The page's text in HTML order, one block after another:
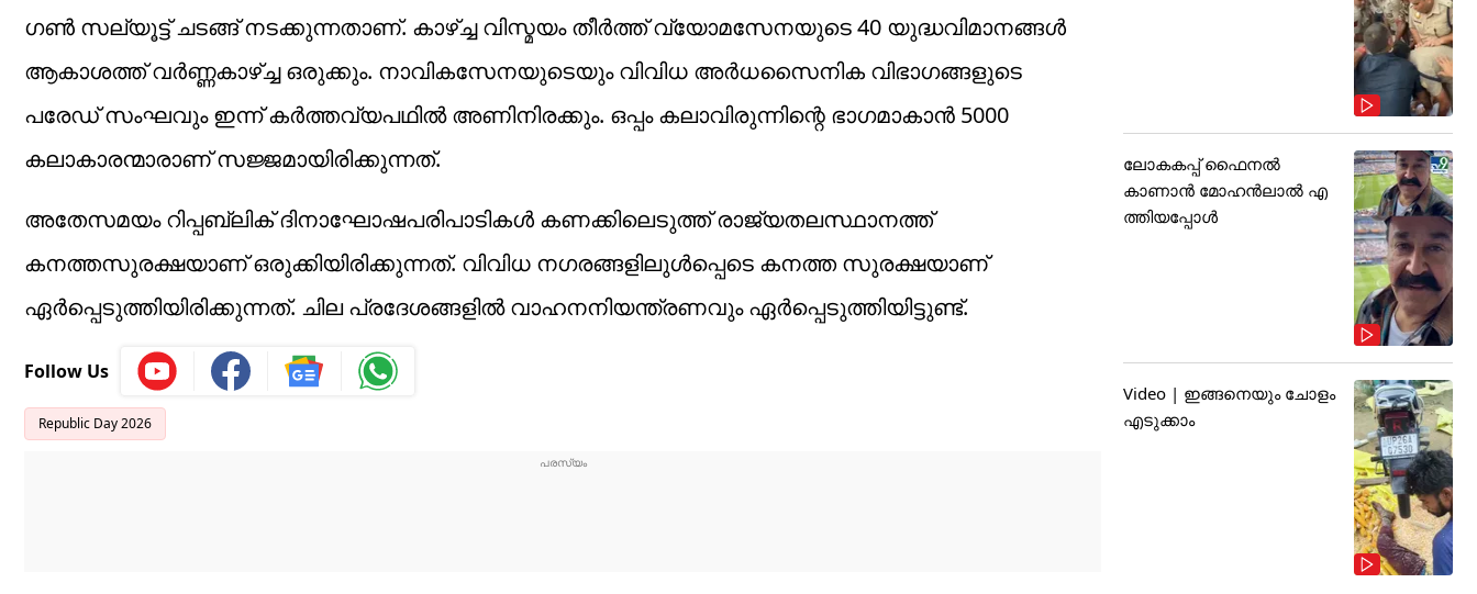
ഗൺ സല്യൂട്ട് ചടങ്ങ് നടക്കുന്നതാണ്. കാഴ്ച്ച വിസ്മയം തീർത്ത് വ്യോമസേനയുടെ 40 യുദ്ധവിമാനങ്ങൾ
ആകാശത്ത് വർണ്ണകാഴ്ച്ച ഒരുക്കും. നാവികസേനയുടെയും വിവിധ അർധസൈനിക വിഭാഗങ്ങളുടെ
പരേഡ് സംഘവും ഇന്ന് കർത്തവ്യപഥിൽ അണിനിരക്കും. ഒപ്പം കലാവിരുന്നിന്റെ ഭാ​ഗമാകാൻ 5000
കലാകാരന്മാരാണ് സജ്ജമായിരിക്കുന്നത്.
അതേസമയം റിപ്പബ്ലിക് ദിനാഘോഷപരിപാടികൾ കണക്കിലെടുത്ത് രാജ്യതലസ്ഥാനത്ത്
കനത്തസുരക്ഷയാണ് ഒരുക്കിയിരിക്കുന്നത്. വിവിധ നഗരങ്ങളിലുൾപ്പെടെ കനത്ത സുരക്ഷയാണ്
ഏർപ്പെടുത്തിയിരിക്കുന്നത്. ചില പ്രദേശങ്ങളിൽ വാഹനനിയന്ത്രണവും ഏർപ്പെടുത്തിയിട്ടുണ്ട്.
Follow Us
Republic Day 2026
ലോകകപ്പ് ഫൈനൽ
കാണാൻ മോഹൻലാൽ എ
ത്തിയപ്പോൾ
Video | ഇങ്ങനെയും ചോളം
എടുക്കാം